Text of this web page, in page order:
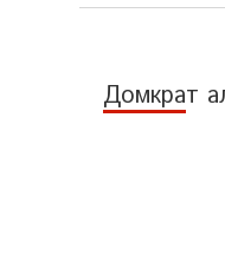
Домкрат